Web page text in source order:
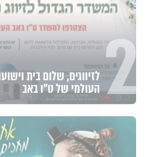
2 לזיווגים, שלום בית
העולמי של ט"ו באב